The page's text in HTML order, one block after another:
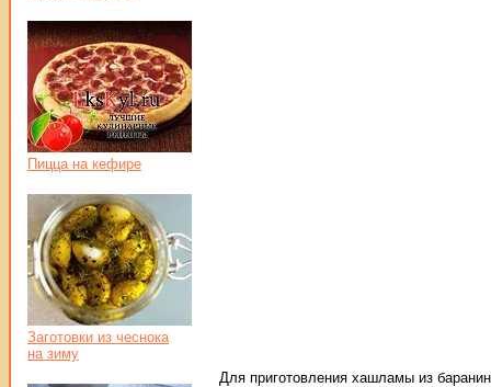
Для приготовления хашламы из
Пицца на кефире
Заготовки из чеснока
на зиму